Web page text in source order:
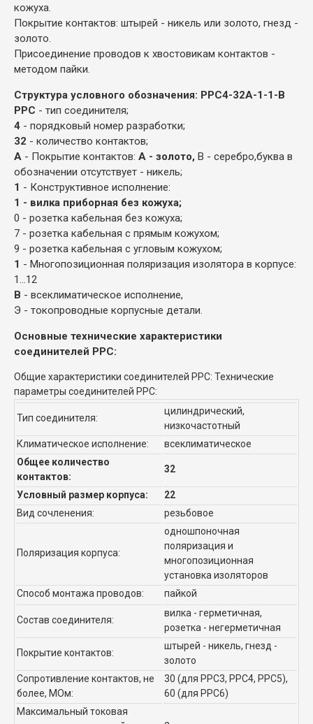
кожуха.
Покрытие контактов: штырей - никель или золото, гнезд -
золото.
Присоединение проводов к хвостовикам контактов -
методом пайки.
Структура условного обозначения: РРС4-32А-1-1-В
РРС - тип соединителя;
4 - порядковый номер разработки;
32 - количество контактов;
А - Покрытие контактов: А - золото, В - серебро,буква в
обозначении отсутствует - никель;
1 - Конструктивное исполнение:
1 - вилка приборная без кожуха;
0 - розетка кабельная без кожуха;
7 - розетка кабельная с прямым кожухом;
9 - розетка кабельная с угловым кожухом;
1 - Многопозиционная поляризация изолятора в корпусе:
1...12
В - всеклиматическое исполнение,
Э - токопроводные корпусные детали.
Основные технические характеристики
соединителей РРС:
Общие характеристики соединителей РРС: Технические
параметры соединителей РРС:
Тип соединителя:
цилиндрический,
низкочастотный
Климатическое исполнение:
всеклиматическое
Общее количество
контактов:
32
Условный размер корпуса:
22
Вид сочленения:
резьбовое
Поляризация корпуса:
одношпоночная
поляризация и
многопозиционная
установка изоляторов
Способ монтажа проводов:
пайкой
Состав соединителя:
вилка - герметичная,
розетка - негерметичная
Покрытие контактов:
штырей - никель, гнезд -
золото
Сопротивление контактов, не
более, МОм:
30 (для РРС3, РРС4, РРС5),
60 (для РРС6)
Максимальный токовая